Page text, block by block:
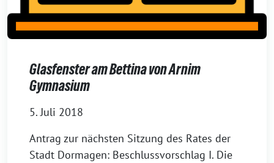
Glasfenster am Bettina von Arnim
Gymnasium
5. Juli 2018
Antrag zur nächsten Sitzung des Rates der
Stadt Dormagen: Beschlussvorschlag I. Die